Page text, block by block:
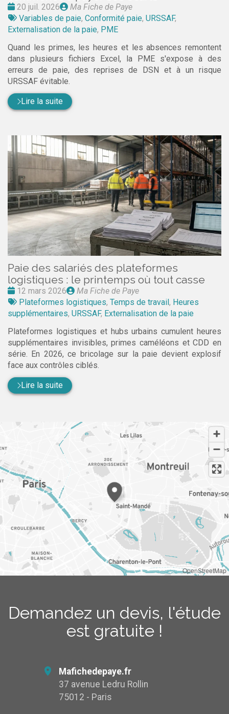
Date
:
20 juil. 2026
Publié
par
Ma Fiche de Paye
Tags
:
Variables de paie, Conformité paie, URSSAF,
Externalisation de la paie, PME
Quand les primes, les heures et les absences remontent
dans plusieurs fichiers Excel, la PME s'expose à des
erreurs de paie, des reprises de DSN et à un risque
URSSAF évitable.
Lire la suite
Paie des salariés des plateformes
logistiques : le printemps où tout casse
Date
:
12 mars 2026
Publié
par
Ma Fiche de Paye
Tags
:
Plateformes logistiques, Temps de travail , Heures
supplémentaires, URSSAF, Externalisation de la paie
Plateformes logistiques et hubs urbains cumulent heures
supplémentaires invisibles, primes caméléons et CDD en
série. En 2026, ce bricolage sur la paie devient explosif
face aux contrôles ciblés.
Lire la suite
OpenStreetMap
Demandez un devis, l'étude
est gratuite !
Mafichedepaye.fr
37 avenue Ledru Rollin
75012 - Paris